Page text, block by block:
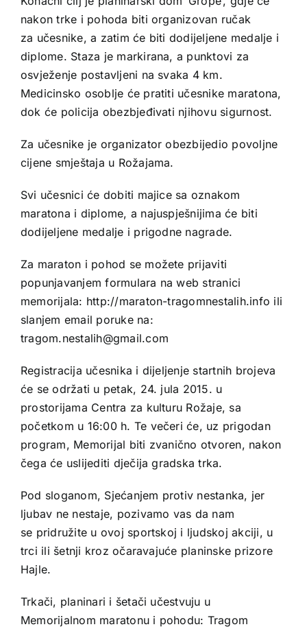
nakon trke i pohoda biti organizovan ručak
za učesnike, a zatim će biti dodijeljene medalje i
diplome. Staza je markirana, a punktovi za
osvježenje postavljeni na svaka 4 km.
Medicinsko osoblje će pratiti učesnike maratona,
dok će policija obezbjeđivati njihovu sigurnost.
Za učesnike je organizator obezbijedio povoljne
cijene smještaja u Rožajama.
Svi učesnici će dobiti majice sa oznakom
maratona i diplome, a najuspješnijima će biti
dodijeljene medalje i prigodne nagrade.
Za maraton i pohod se možete prijaviti
popunjavanjem formulara na web stranici
memorijala: http://maraton-tragomnestalih.info ili
slanjem email poruke na:
tragom.nestalih@gmail.com
Registracija učesnika i dijeljenje startnih brojeva
će se održati u petak, 24. jula 2015. u
prostorijama Centra za kulturu Rožaje, sa
početkom u 16:00 h. Te večeri će, uz prigodan
program, Memorijal biti zvanično otvoren, nakon
čega će uslijediti dječija gradska trka.
Pod sloganom, Sjećanjem protiv nestanka, jer
ljubav ne nestaje, pozivamo vas da nam
se pridružite u ovoj sportskoj i ljudskoj akciji, u
trci ili šetnji kroz očaravajuće planinske prizore
Hajle.
Trkači, planinari i šetači učestvuju u
Memorijalnom maratonu i pohodu: Tragom